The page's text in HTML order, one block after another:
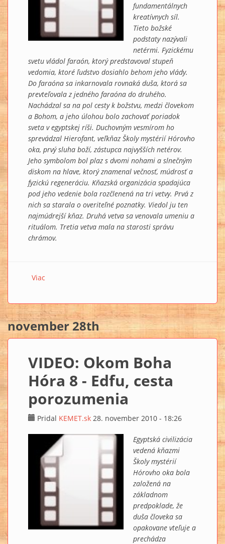
fundamentálnych
kreatívnych síl.
Tieto božské
podstaty nazývali
netérmi. Fyzickému
svetu vládol faraón, ktorý predstavoval stupeň
vedomia, ktoré ľudstvo dosiahlo behom jeho vlády.
Do faraóna sa inkarnovala rovnaká duša, ktorá sa
prevteľovala z jedného faraóna do druhého.
Nachádzal sa na pol cesty k božstvu, medzi človekom
a Bohom, a jeho úlohou bolo zachovať poriadok
sveta v egyptskej ríši. Duchovným vesmírom ho
sprevádzal Hierofant, veľkňaz Školy mystérií Hórovho
oka, prvý sluha boží, zástupca najvyšších netérov.
Jeho symbolom bol plaz s dvomi nohami a slnečným
diskom na hlave, ktorý znamenal večnosť, múdrosť a
fyzickú regeneráciu. Kňazská organizácia spadajúca
pod jeho vedenie bola rozčlenená na tri vetvy. Prvá z
nich sa starala o overiteľné poznatky. Viedol ju ten
najmúdrejší kňaz. Druhá vetva sa venovala umeniu a
rituálom. Tretia vetva mala na starosti správu
chrámov.
Viac
november 28th
VIDEO: Okom Boha
Hóra 8 - Edfu, cesta
porozumenia
Pridal KEMET.sk 28. november 2010 - 18:26
Egyptská civilizácia
vedená kňazmi
Školy mystérií
Hórovho oka bola
založená na
základnom
predpoklade, že
duša človeka sa
opakovane vteľuje a
prechádza